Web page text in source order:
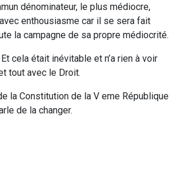
dénominateur, le plus médiocre,
enthousiasme car il se sera fait
la campagne de sa propre médiocrité.
cela était inévitable et n’a rien à voir
tout avec le Droit.
la Constitution de la V eme République
de la changer.